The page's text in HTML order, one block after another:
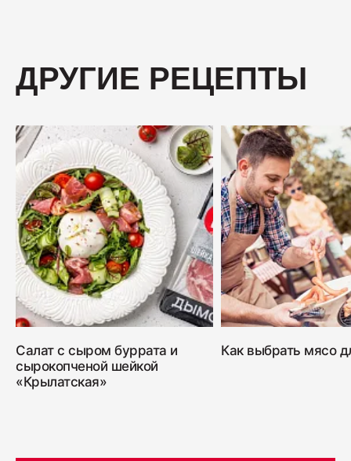
ДРУГИЕ РЕЦЕПТЫ
Салат с сыром буррата и
сырокопченой шейкой
«Крылатская»
Как выбрать мясо